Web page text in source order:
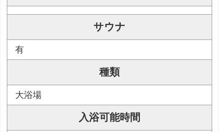
サウナ
有
種類
大浴場
入浴可能時間